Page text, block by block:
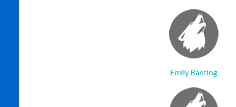
Emily Banting